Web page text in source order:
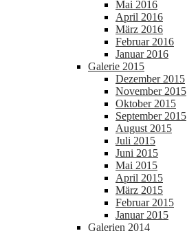
Mai 2016
April 2016
März 2016
Februar 2016
Januar 2016
Galerie 2015
Dezember 2015
November 2015
Oktober 2015
September 2015
August 2015
Juli 2015
Juni 2015
Mai 2015
April 2015
März 2015
Februar 2015
Januar 2015
Galerien 2014